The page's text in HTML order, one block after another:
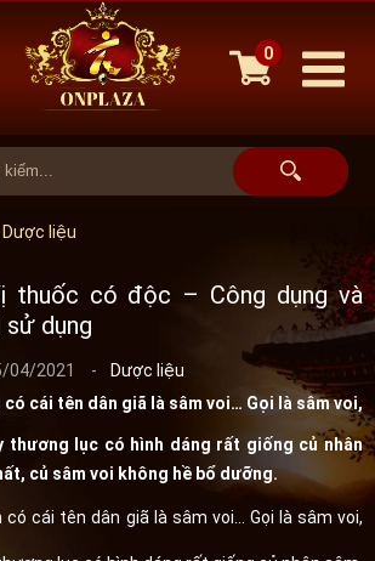
0
Dược liệu
thuốc có độc – Công dụng và
sử dụng
04/2021 -
Dược liệu
có cái tên dân giã là sâm voi… Gọi là sâm voi,
thương lục có hình dáng rất giống củ nhân
củ sâm voi không hề bổ dưỡng.
có cái tên dân giã là sâm voi… Gọi là sâm voi,